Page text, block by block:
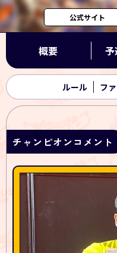
チャンピオンコメント